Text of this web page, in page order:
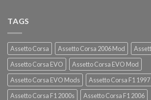
TAGS
Assetto Corsa Assetto Corsa 2006 Mod
Assetto Corsa EVO
Assetto Corsa EVO Mod
Assetto Corsa EVO Mods
Assetto Corsa F1
Assetto Corsa F1 2000s
Assetto Corsa F1 2006